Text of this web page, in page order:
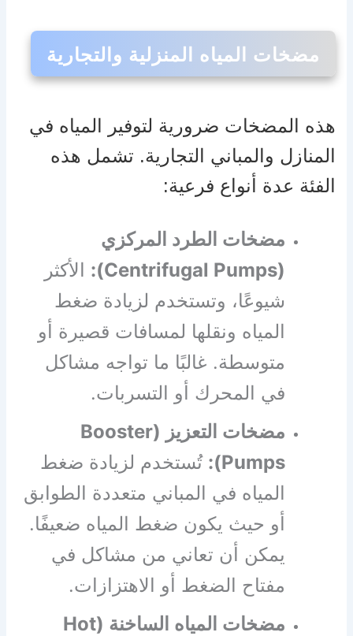
مضخات المياه المنزلية والتجارية
هذه المضخات ضرورية لتوفير المياه في
المنازل والمباني التجارية. تشمل هذه
الفئة عدة أنواع فرعية:
مضخات الطرد المركزي
(Centrifugal Pumps):
الأكثر
شيوعًا، وتستخدم لزيادة ضغط
المياه ونقلها لمسافات قصيرة أو
متوسطة. غالبًا ما تواجه مشاكل
في المحرك أو التسربات.
مضخات التعزيز (Booster
Pumps):
تُستخدم لزيادة ضغط
المياه في المباني متعددة الطوابق
أو حيث يكون ضغط المياه ضعيفًا.
يمكن أن تعاني من مشاكل في
مفتاح الضغط أو الاهتزازات.
مضخات المياه الساخنة (Hot